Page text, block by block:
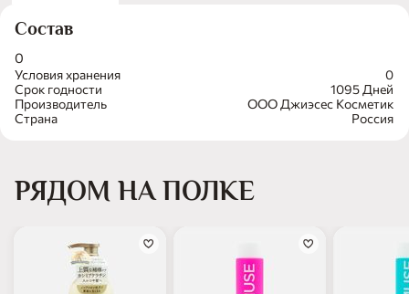
Условия хранения
0
Срок годности
1095 Дней
Производитель
ООО Джиэсес Косметик
Страна
Россия
Состав
0
РЯДОМ НА ПОЛКЕ